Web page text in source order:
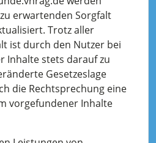
erwartenden Sorgfalt
Trotz aller
ist durch den Nutzer bei
Inhalte stets darauf zu
Gesetzeslage
die Rechtsprechung eine
vorgefundener Inhalte